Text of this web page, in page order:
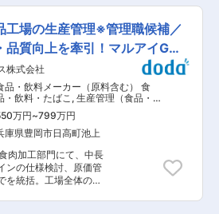
が完成し期限通り納品
ばれる姿や「ありがと
いた時の喜びは格別な
設、オフィス等の什
等を製作、提供してい
及び住宅の設計から施
供させて頂いてま
術をもとに ものづく
しながら、都心部と変
ティの高い業務を行う
ジネスも充実した人
方 ・現場を支える、縁
じる方 ・人と関わりな
好きな方 ■ 業務
岡工場内の総務・経理
をバックオフィスから
多岐にわたります
しっかりサポートしま
工場消耗品納品伝票
関係資料作成等 ＜
与計算サポート／労務
社保業務（チェック）
ェック準備／従業員お
各種届出サポート（本
す） ・社内備品等の
品など） ・福利厚生業
工場の生産管理※管理職候補／
品質向上を牽引！マルアイG◎
株式会社
品・飲料メーカー（原料含む） 食
・飲料・たばこ , 生産管理（食品・香
・飼料） 工場長（食品・香料・飼
）万円~799万円
庫県豊岡市日高町池上
肉加工部門にて、中長
ンの仕様検討、原価管
を統括。工場全体の生